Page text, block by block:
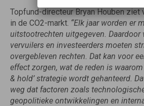
Topfund-directeur Bryan Houben
in de CO2-markt. “Elk jaar worden er
uitstootrechten uitgegeven. Daardoor
vervuilers en investeerders moeten
overgebleven rechten. Dat kan voor
effect zorgen, wat de reden is
& hold’ strategie wordt gehanteerd.
weg dat factoren zoals
geopolitieke ontwikkelingen en